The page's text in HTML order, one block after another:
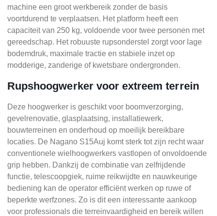
machine een groot werkbereik zonder de basis
voortdurend te verplaatsen. Het platform heeft een
capaciteit van 250 kg, voldoende voor twee personen met
gereedschap. Het robuuste rupsonderstel zorgt voor lage
bodemdruk, maximale tractie en stabiele inzet op
modderige, zanderige of kwetsbare ondergronden.
Rupshoogwerker voor extreem terrein
Deze hoogwerker is geschikt voor boomverzorging,
gevelrenovatie, glasplaatsing, installatiewerk,
bouwterreinen en onderhoud op moeilijk bereikbare
locaties. De Nagano S15Auj komt sterk tot zijn recht waar
conventionele wielhoogwerkers vastlopen of onvoldoende
grip hebben. Dankzij de combinatie van zelfrijdende
functie, telescoopgiek, ruime reikwijdte en nauwkeurige
bediening kan de operator efficiënt werken op ruwe of
beperkte werfzones. Zo is dit een interessante aankoop
voor professionals die terreinvaardigheid en bereik willen